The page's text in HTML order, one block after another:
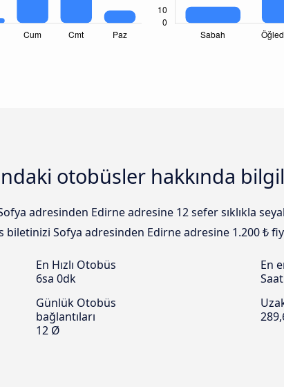
otobüsler hakkında
adresinden Edirne adresine 12 sefer sıklıkla
biletinizi Sofya adresinden Edirne adresine 1.200 ₺
En Hızlı Otobüs
6sa 0dk
En
Günlük Otobüs
bağlantıları
12 Ø